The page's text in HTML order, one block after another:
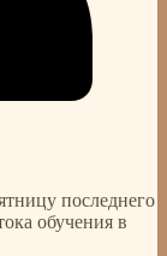
последнего
обучения в